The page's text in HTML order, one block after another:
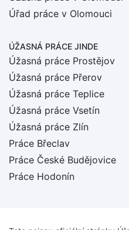
Úřad práce v Olomouci
ÚŽASNÁ PRÁCE JINDE
Úžasná práce Prostějov
Úžasná práce Přerov
Úžasná práce Teplice
Úžasná práce Vsetín
Úžasná práce Zlín
Práce Břeclav
Práce České Budějovice
Práce Hodonín